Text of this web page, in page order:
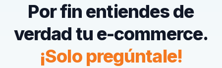
Por fin entiendes de
verdad tu e-commerce.
¡Solo pregúntale!